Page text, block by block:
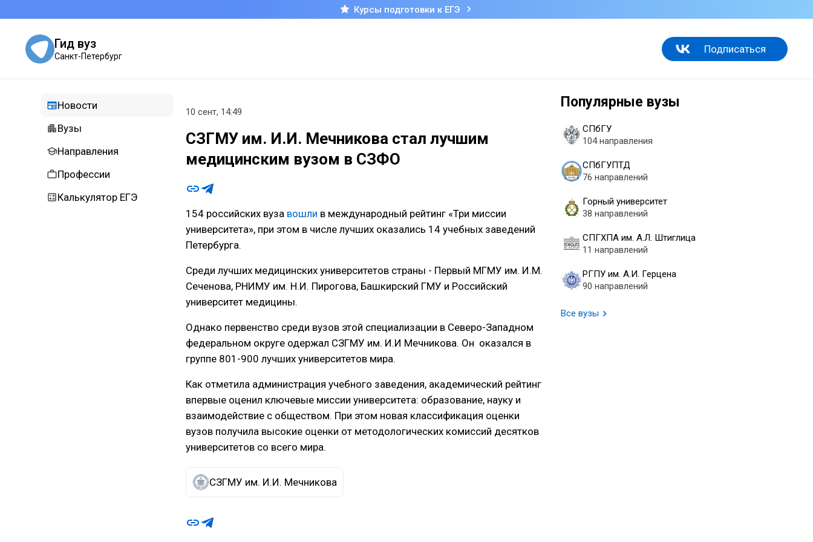
Курсы подготовки к ЕГЭ
Гид вуз
Санкт-Петербург
Подписаться
Новости
Вузы
Направления
Профессии
Калькулятор ЕГЭ
Популярные вузы
СПбГУ
104 направления
СПбГУПТД
76 направлений
Горный университет
38 направлений
СПГХПА им. А.Л. Штиглица
11 направлений
РГПУ им. А.И. Герцена
90 направлений
Все вузы
10 сент, 14:49
СЗГМУ им. И.И. Мечникова стал лучшим
медицинским вузом в СЗФО
154 российских вуза вошли в международный рейтинг «Три миссии
университета», при этом в числе лучших оказались 14 учебных заведений
Петербурга.
Среди лучших медицинских университетов страны - Первый МГМУ им. И.М.
Сеченова, РНИМУ им. Н.И. Пирогова, Башкирский ГМУ и Российский
университет медицины.
Однако первенство среди вузов этой специализации в Северо-Западном
федеральном округе одержал СЗГМУ им. И.И Мечникова. Он оказался в
группе 801-900 лучших университетов мира.
Как отметила администрация учебного заведения, академический рейтинг
впервые оценил ключевые миссии университета: образование, науку и
взаимодействие с обществом. При этом новая классификация оценки
вузов получила высокие оценки от методологических комиссий десятков
университетов со всего мира.
СЗГМУ им. И.И. Мечникова